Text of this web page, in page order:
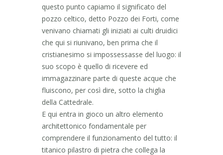
questo punto capiamo il significato del
pozzo celtico, detto Pozzo dei Forti, come
venivano chiamati gli iniziati ai culti druidici
che qui si riunivano, ben prima che il
cristianesimo si impossessasse del luogo: il
suo scopo è quello di ricevere ed
immagazzinare parte di queste acque che
fluiscono, per così dire, sotto la chiglia
della Cattedrale.
E qui entra in gioco un altro elemento
architettonico fondamentale per
comprendere il funzionamento del tutto: il
titanico pilastro di pietra che collega la